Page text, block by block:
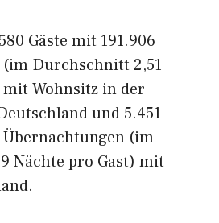
Gäste mit 191.906
Durchschnitt 2,51
Wohnsitz in der
und 5.451
Übernachtungen (im
Nächte pro Gast) mit